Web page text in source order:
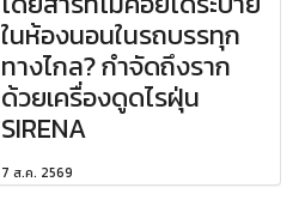
ในห้องนอนในรถบรรทุก
ทางไกล? กำจัดถึงราก
ด้วยเครื่องดูดไรฝุ่น
SIRENA
7 ส.ค. 2569